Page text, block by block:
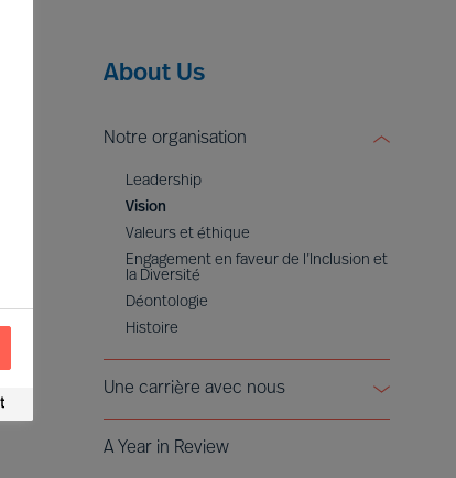
About Us
Notre organisation
Leadership
Vision
Valeurs et éthique
Engagement en faveur de l’Inclusion et
la Diversité
Déontologie
Histoire
Une carrière avec nous
Voices of Mercuri Urval
A Year in Review